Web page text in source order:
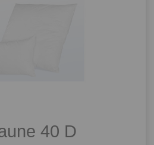
40 D